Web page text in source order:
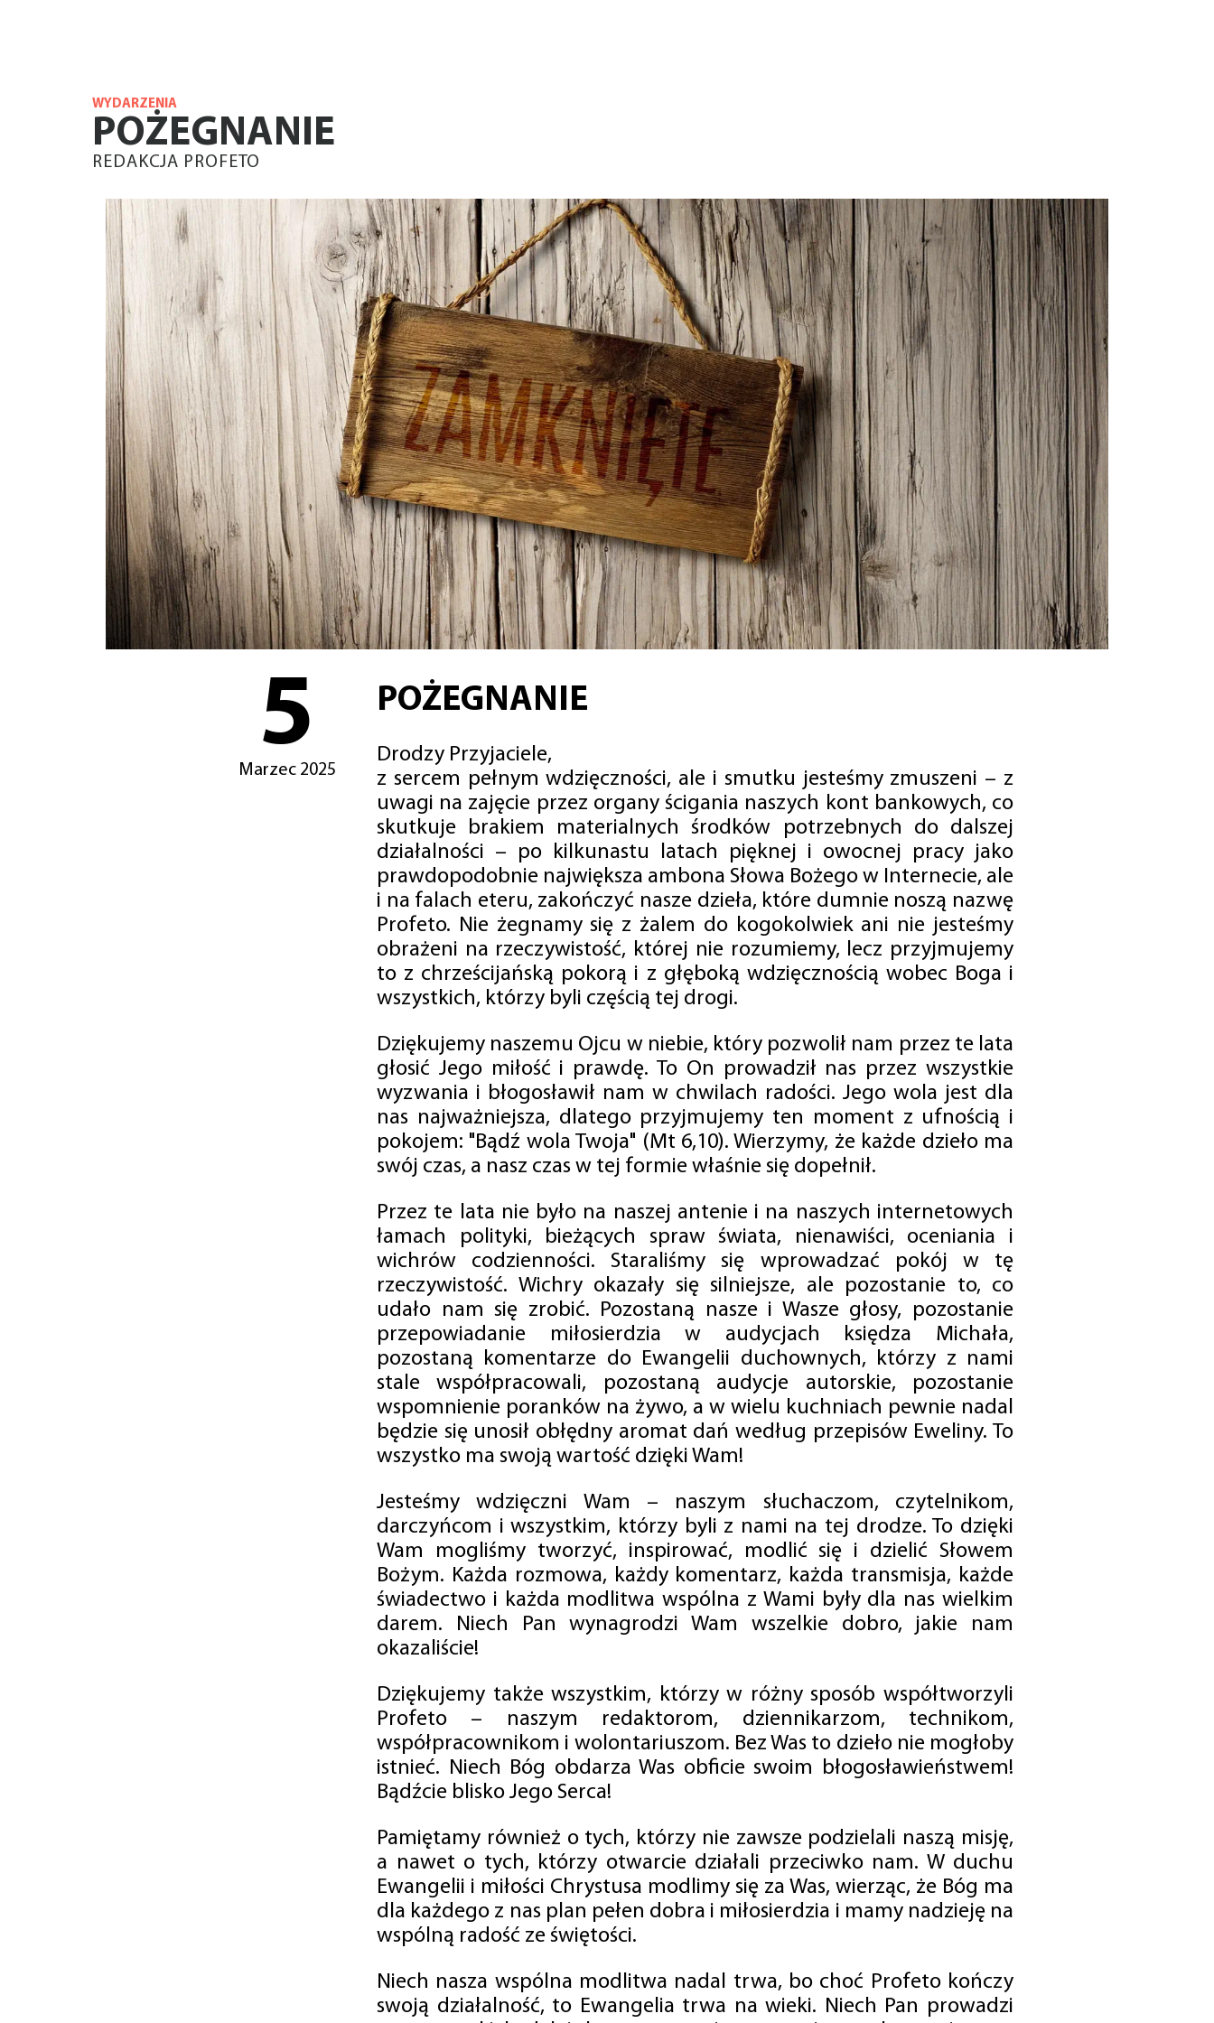
WYDARZENIA
POŻEGNANIE
REDAKCJA PROFETO
5
Marzec 2025
POŻEGNANIE
Drodzy Przyjaciele,
z sercem pełnym wdzięczności, ale i smutku jesteśmy zmuszeni – z
uwagi na zajęcie przez organy ścigania naszych kont bankowych, co
skutkuje brakiem materialnych środków potrzebnych do dalszej
działalności – po kilkunastu latach pięknej i owocnej pracy jako
prawdopodobnie największa ambona Słowa Bożego w Internecie, ale
i na falach eteru, zakończyć nasze dzieła, które dumnie noszą nazwę
Profeto. Nie żegnamy się z żalem do kogokolwiek ani nie jesteśmy
obrażeni na rzeczywistość, której nie rozumiemy, lecz przyjmujemy
to z chrześcijańską pokorą i z głęboką wdzięcznością wobec Boga i
wszystkich, którzy byli częścią tej drogi.
Dziękujemy naszemu Ojcu w niebie, który pozwolił nam przez te lata
głosić Jego miłość i prawdę. To On prowadził nas przez wszystkie
wyzwania i błogosławił nam w chwilach radości. Jego wola jest dla
nas najważniejsza, dlatego przyjmujemy ten moment z ufnością i
pokojem: "Bądź wola Twoja" (Mt 6,10). Wierzymy, że każde dzieło ma
swój czas, a nasz czas w tej formie właśnie się dopełnił.
Przez te lata nie było na naszej antenie i na naszych internetowych
łamach polityki, bieżących spraw świata, nienawiści, oceniania i
wichrów codzienności. Staraliśmy się wprowadzać pokój w tę
rzeczywistość. Wichry okazały się silniejsze, ale pozostanie to, co
udało nam się zrobić. Pozostaną nasze i Wasze głosy, pozostanie
przepowiadanie miłosierdzia w audycjach księdza Michała,
pozostaną komentarze do Ewangelii duchownych, którzy z nami
stale współpracowali, pozostaną audycje autorskie, pozostanie
wspomnienie poranków na żywo, a w wielu kuchniach pewnie nadal
będzie się unosił obłędny aromat dań według przepisów Eweliny. To
wszystko ma swoją wartość dzięki Wam!
Jesteśmy wdzięczni Wam – naszym słuchaczom, czytelnikom,
darczyńcom i wszystkim, którzy byli z nami na tej drodze. To dzięki
Wam mogliśmy tworzyć, inspirować, modlić się i dzielić Słowem
Bożym. Każda rozmowa, każdy komentarz, każda transmisja, każde
świadectwo i każda modlitwa wspólna z Wami były dla nas wielkim
darem. Niech Pan wynagrodzi Wam wszelkie dobro, jakie nam
okazaliście!
Dziękujemy także wszystkim, którzy w różny sposób współtworzyli
Profeto – naszym redaktorom, dziennikarzom, technikom,
współpracownikom i wolontariuszom. Bez Was to dzieło nie mogłoby
istnieć. Niech Bóg obdarza Was obficie swoim błogosławieństwem!
Bądźcie blisko Jego Serca!
Pamiętamy również o tych, którzy nie zawsze podzielali naszą misję,
a nawet o tych, którzy otwarcie działali przeciwko nam. W duchu
Ewangelii i miłości Chrystusa modlimy się za Was, wierząc, że Bóg ma
dla każdego z nas plan pełen dobra i miłosierdzia i mamy nadzieję na
wspólną radość ze świętości.
Niech nasza wspólna modlitwa nadal trwa, bo choć Profeto kończy
swoją działalność, to Ewangelia trwa na wieki. Niech Pan prowadzi